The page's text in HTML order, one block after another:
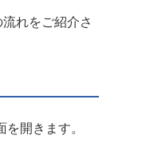
れをご紹介さ
開きます。